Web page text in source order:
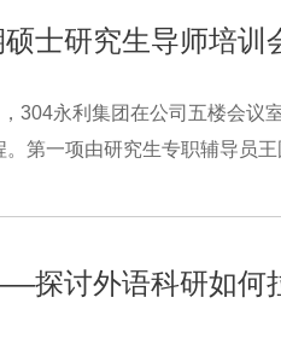
士研究生导师培训
304永利集团在公司五楼会
第一项由研究生专职辅导员
探讨外语科研如何